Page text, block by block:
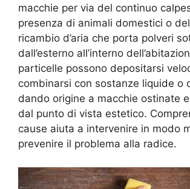
macchie per via del continuo
presenza di animali domestici o
ricambio d’aria che porta polveri
dall’esterno all’interno
particelle possono depositarsi
combinarsi con sostanze liquide o
dando origine a macchie ostinate
dal punto di vista estetico.
cause aiuta a intervenire in modo
prevenire il problema alla radice.